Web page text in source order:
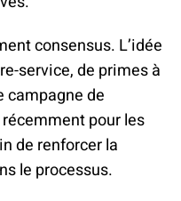
consensus. L’idée
service, de primes à
campagne de
pour les
de renforcer la
le processus.